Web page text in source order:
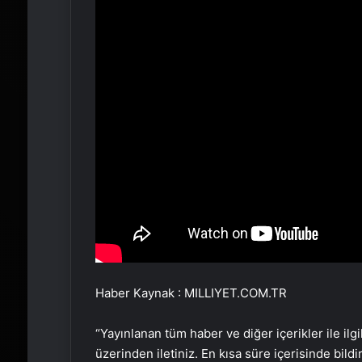
Haber Kaynak : MILLIYET.COM.TR
“Yayınlanan tüm haber ve diğer içerikler ile
üzerinden iletiniz. En kısa süre içerisinde